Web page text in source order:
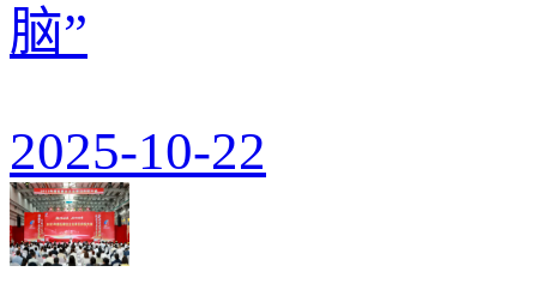
脑”
2025-10-22